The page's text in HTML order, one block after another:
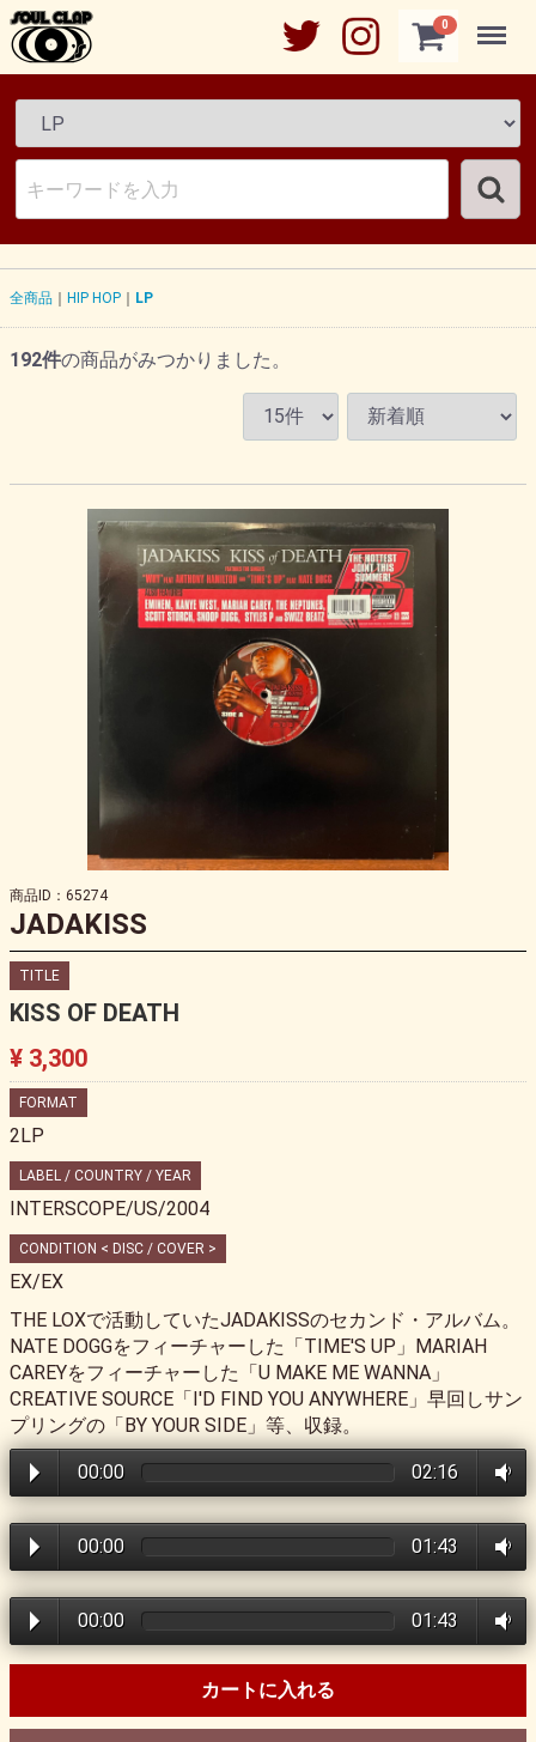
0 Menu
全商品 HIP HOP LP
192件の商品がみつかりました。
商品ID：65274
JADAKISS
TITLE
KISS OF DEATH
¥ 3,300
FORMAT
2LP
LABEL / COUNTRY / YEAR
INTERSCOPE/US/2004
CONDITION < DISC / COVER >
EX/EX
THE LOXで活動していたJADAKISSのセカンド・アルバム。
NATE DOGGをフィーチャーした「TIME'S UP」MARIAH
CAREYをフィーチャーした「U MAKE ME WANNA」
CREATIVE SOURCE「I'D FIND YOU ANYWHERE」早回しサン
プリングの「BY YOUR SIDE」等、収録。
00:00 02:16
00:00 01:43
00:00 01:43
カートに入れる